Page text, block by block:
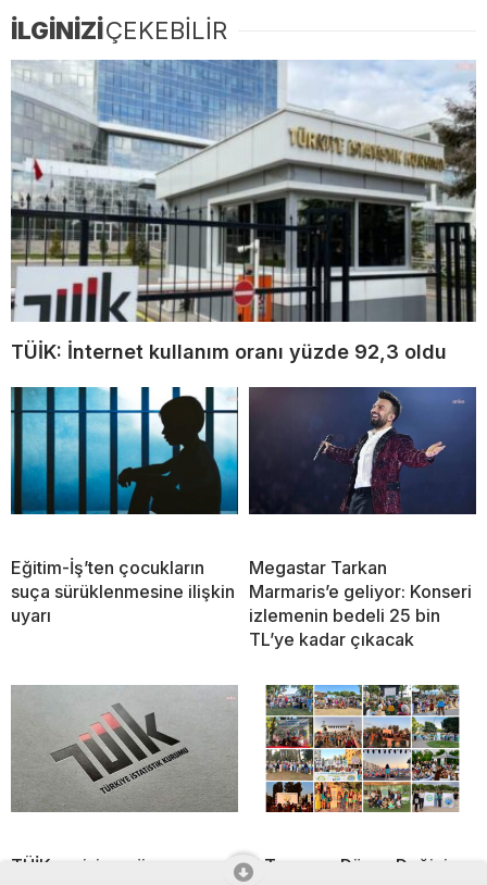
İLGİNİZİÇEKEBİLİR
TÜİK: İnternet kullanım oranı yüzde 92,3 oldu
Eğitim-İş’ten çocukların
suça sürüklenmesine ilişkin
uyarı
Megastar Tarkan
Marmaris’e geliyor: Konseri
izlemenin bedeli 25 bin
TL’ye kadar çıkacak
TÜİK verisine göre, suça
7 Temmuz Dünya Değişim